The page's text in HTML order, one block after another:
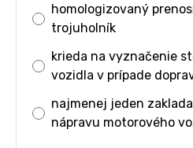
homologizovaný
trojuholník
krieda na vyznačenie
vozidla v prípade
najmenej jeden
nápravu motorového